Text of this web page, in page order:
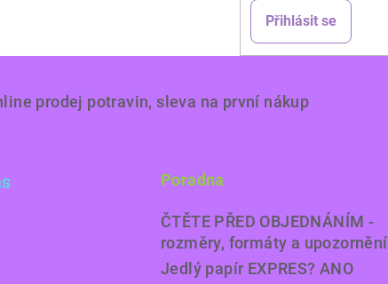
Přihlásit se
prodej potravin, sleva na první nákup
Poradna
ČTĚTE PŘED OBJEDNÁNÍM -
rozměry, formáty a upozornění
Jedlý papír EXPRES? ANO